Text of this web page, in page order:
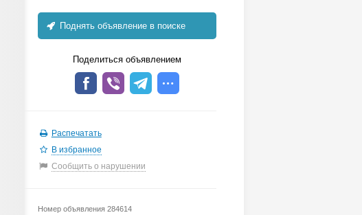
Поднять объявление в поиске
Поделиться объявлением
Распечатать
В избранное
Сообщить о нарушении
Номер объявления 284614